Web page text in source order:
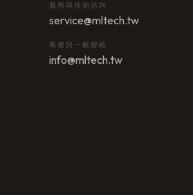
服務與技術諮詢
service@mltech.tw
商務與一般聯絡
info@mltech.tw